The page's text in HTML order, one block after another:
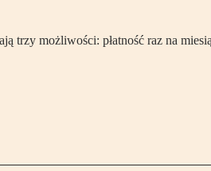
możliwości: płatność raz na